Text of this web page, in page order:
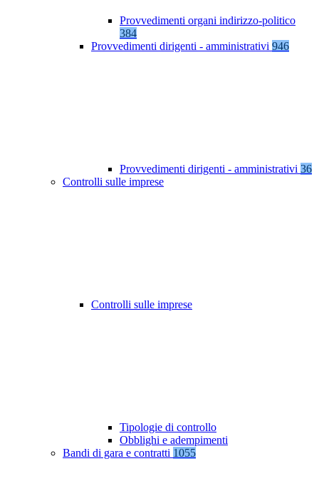
Provvedimenti organi indirizzo-politico
384
Provvedimenti dirigenti - amministrativi 946
Provvedimenti dirigenti - amministrativi 36
Controlli sulle imprese
Controlli sulle imprese
Tipologie di controllo
Obblighi e adempimenti
Bandi di gara e contratti 1055